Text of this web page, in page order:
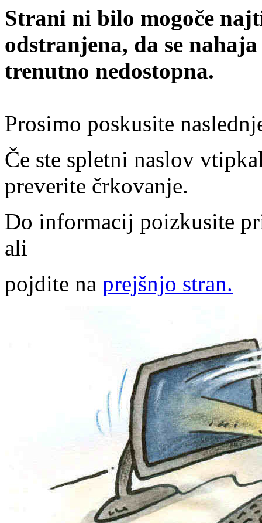
Strani ni bilo mogoče
odstranjena, da se
trenutno nedostopna.
Prosimo poskusite
Če ste spletni naslov
preverite črkovanje.
Do informacij poizkusite
ali
pojdite na prejšnjo stran.